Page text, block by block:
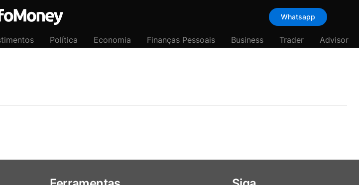
Whatsapp
Política Economia Finanças Pessoais Business Trader Advisor